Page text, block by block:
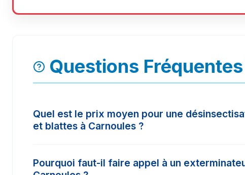
Questions
Quel est le prix moyen pour une
et blattes à Carnoules ?
surface à traiter. En moyenne, les prix constatés
Pourquoi faut-il faire appel à un